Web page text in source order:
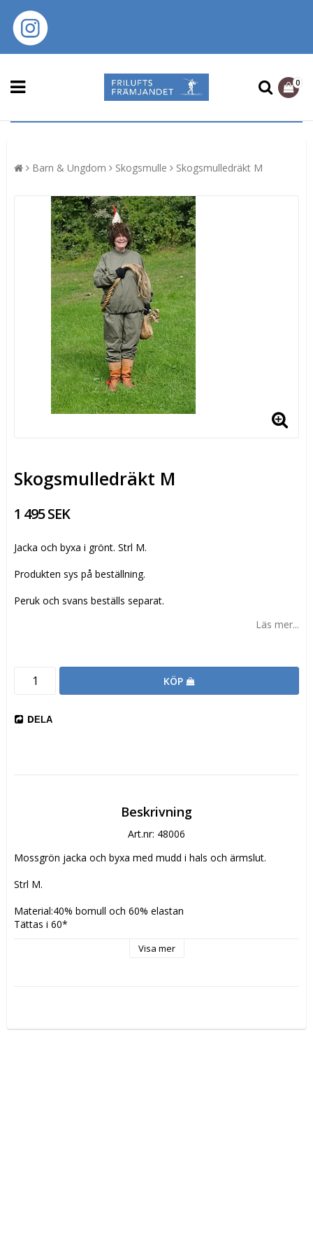
0
Barn & Ungdom Skogsmulle Skogsmulledräkt M
Skogsmulledräkt M
1 495 SEK
Jacka och byxa i grönt. Strl M.
Produkten sys på beställning.
Peruk och svans beställs separat.
Läs mer...
KÖP
DELA
Beskrivning
Art.nr: 48006
Mossgrön jacka och byxa med mudd i hals och ärmslut.
Strl M.
Material:40% bomull och 60% elastan
Tättas i 60*
Produkten sys på beställning. Visa mer